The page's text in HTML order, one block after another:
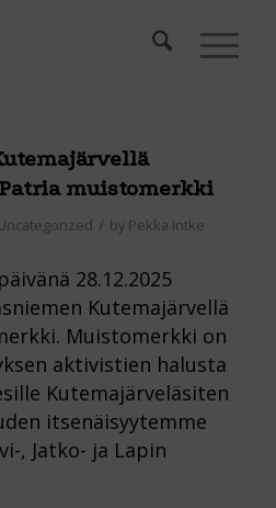
muistomerkki
/ by Pekka Intke
28.12.2025
Kutemajärvellä
Muistomerkki on
aktivistien halusta
Kutemajärveläsiten
itsenäisyytemme
, Jatko- ja Lapin